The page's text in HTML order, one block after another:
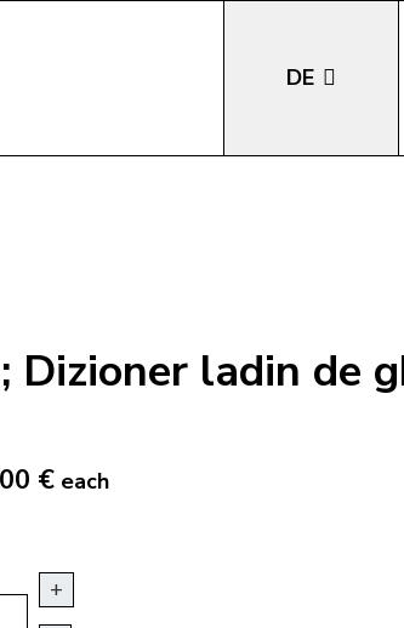
DE
ladin de
€ each
+